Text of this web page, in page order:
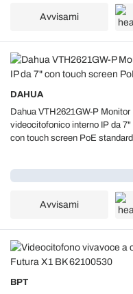
Avvisami
DAHUA
Dahua VTH2621GW-P Monitor
videocitofonico interno IP da 7"
con touch screen PoE standard
Avvisami
BPT